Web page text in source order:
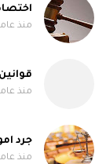
منذ
منذ
جرد
منذ